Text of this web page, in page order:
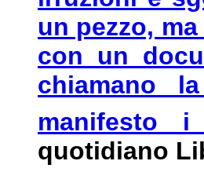
un pezzo,
con un
chiamano
manifesto i
quotidiano